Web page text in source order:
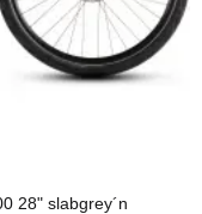
28" slabgrey´n